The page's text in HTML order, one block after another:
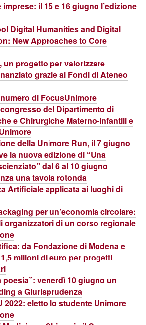
il 15 e 16 giugno l’edizione
Digital Humanities and Digital
New Approaches to Core
un progetto per valorizzare
grazie ai Fondi di Ateneo
di FocusUnimore
del Dipartimento di
e Chirurgiche Materno-Infantili e
della Unimore Run, il 7 giugno
la nuova edizione di “Una
dal 6 al 10 giugno
una tavola rotonda
Artificiale applicata ai luoghi di
per un’economia circolare:
organizzatori di un corso regionale
da Fondazione di Modena e
milioni di euro per progetti
poesia”: venerdì 10 giugno un
a Giurisprudenza
2022: eletto lo studente Unimore